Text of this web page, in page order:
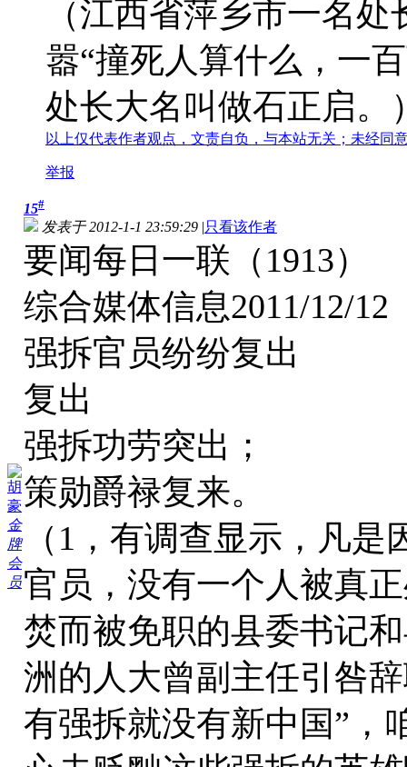
（江西省萍乡市一名
嚣“撞死人算什么，一
处长大名叫做石正启。
以上仅代表作者观点，文责自负，与本站无关；未经同
举报
胡
豪
金
牌
会
员
15#
发表于 2012-1-1 23:59:29 |只看该作者
要闻每日一联（1913）
综合媒体信息2011/12/12
强拆官员纷纷复出
复出
强拆功劳突出；
策勋爵禄复来。
（1，有调查显示，凡
官员，没有一个人被真
焚而被免职的县委书记
洲的人大曾副主任引咎
有强拆就没有新中国”，